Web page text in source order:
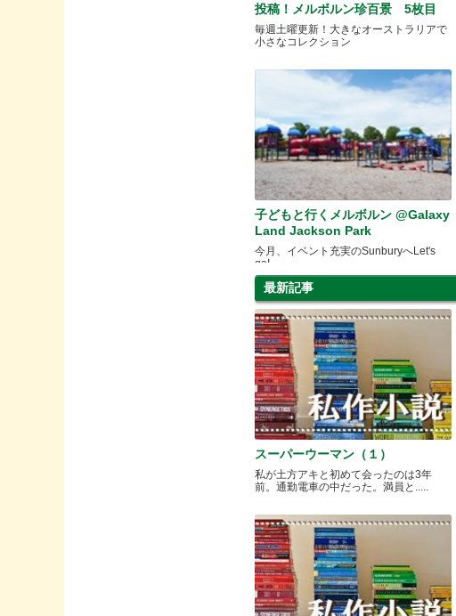
投稿！メルボルン珍百景 5枚目
毎週土曜更新！大きなオーストラリアで
小さなコレクション
子どもと行くメルボルン @Galaxy
Land Jackson Park
今月、イベント充実のSunburyへLet's
go!
最新記事
スーパーウーマン（１）
私が土方アキと初めて会ったのは3年
前。通勤電車の中だった。満員と.....